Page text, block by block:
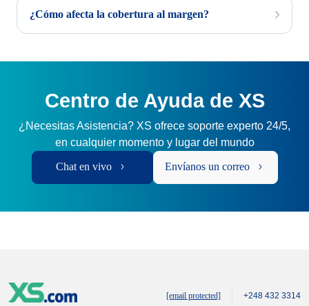
¿Cómo afecta la cobertura al margen?
Centro de Ayuda de XS
¿Necesitas Asistencia? XS ofrece soporte experto 24/5,
en cualquier momento y lugar del mundo
Chat en vivo Envíanos un correo
[email protected] +248 432 3314